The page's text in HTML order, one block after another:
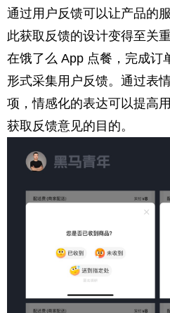
通过用户反馈可以让产品的
此获取反馈的设计变得至关重
在饿了么 App 点餐，完成订
形式采集用户反馈。通过表
项，情感化的表达可以提高
获取反馈意见的目的。